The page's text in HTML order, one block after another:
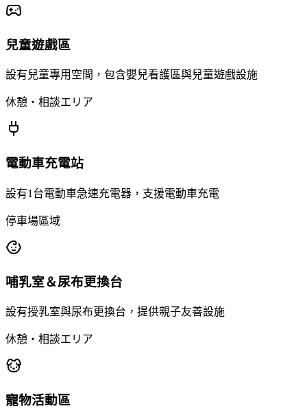
兒童遊戲區
設有兒童專用空間，包含嬰兒看護區與兒童遊戲設施
休憩・相談エリア
電動車充電站
設有1台電動車急速充電器，支援電動車充電
停車場區域
哺乳室＆尿布更換台
設有授乳室與尿布更換台，提供親子友善設施
休憩・相談エリア
寵物活動區